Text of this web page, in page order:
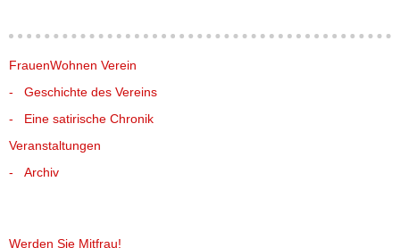
FrauenWohnen Verein
Geschichte des Vereins
Eine satirische Chronik
Veranstaltungen
Archiv
Werden Sie Mitfrau!